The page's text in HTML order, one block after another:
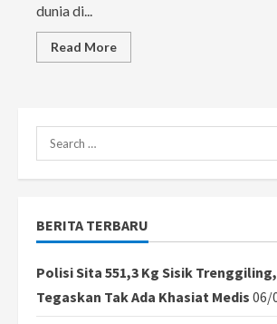
dunia di...
Read MoreRead
more
RS
Search
for:
BERITA TERBARU
Polisi Sita 551,3 Kg Sisik
Tegaskan Tak Ada Khasiat Medis 06/